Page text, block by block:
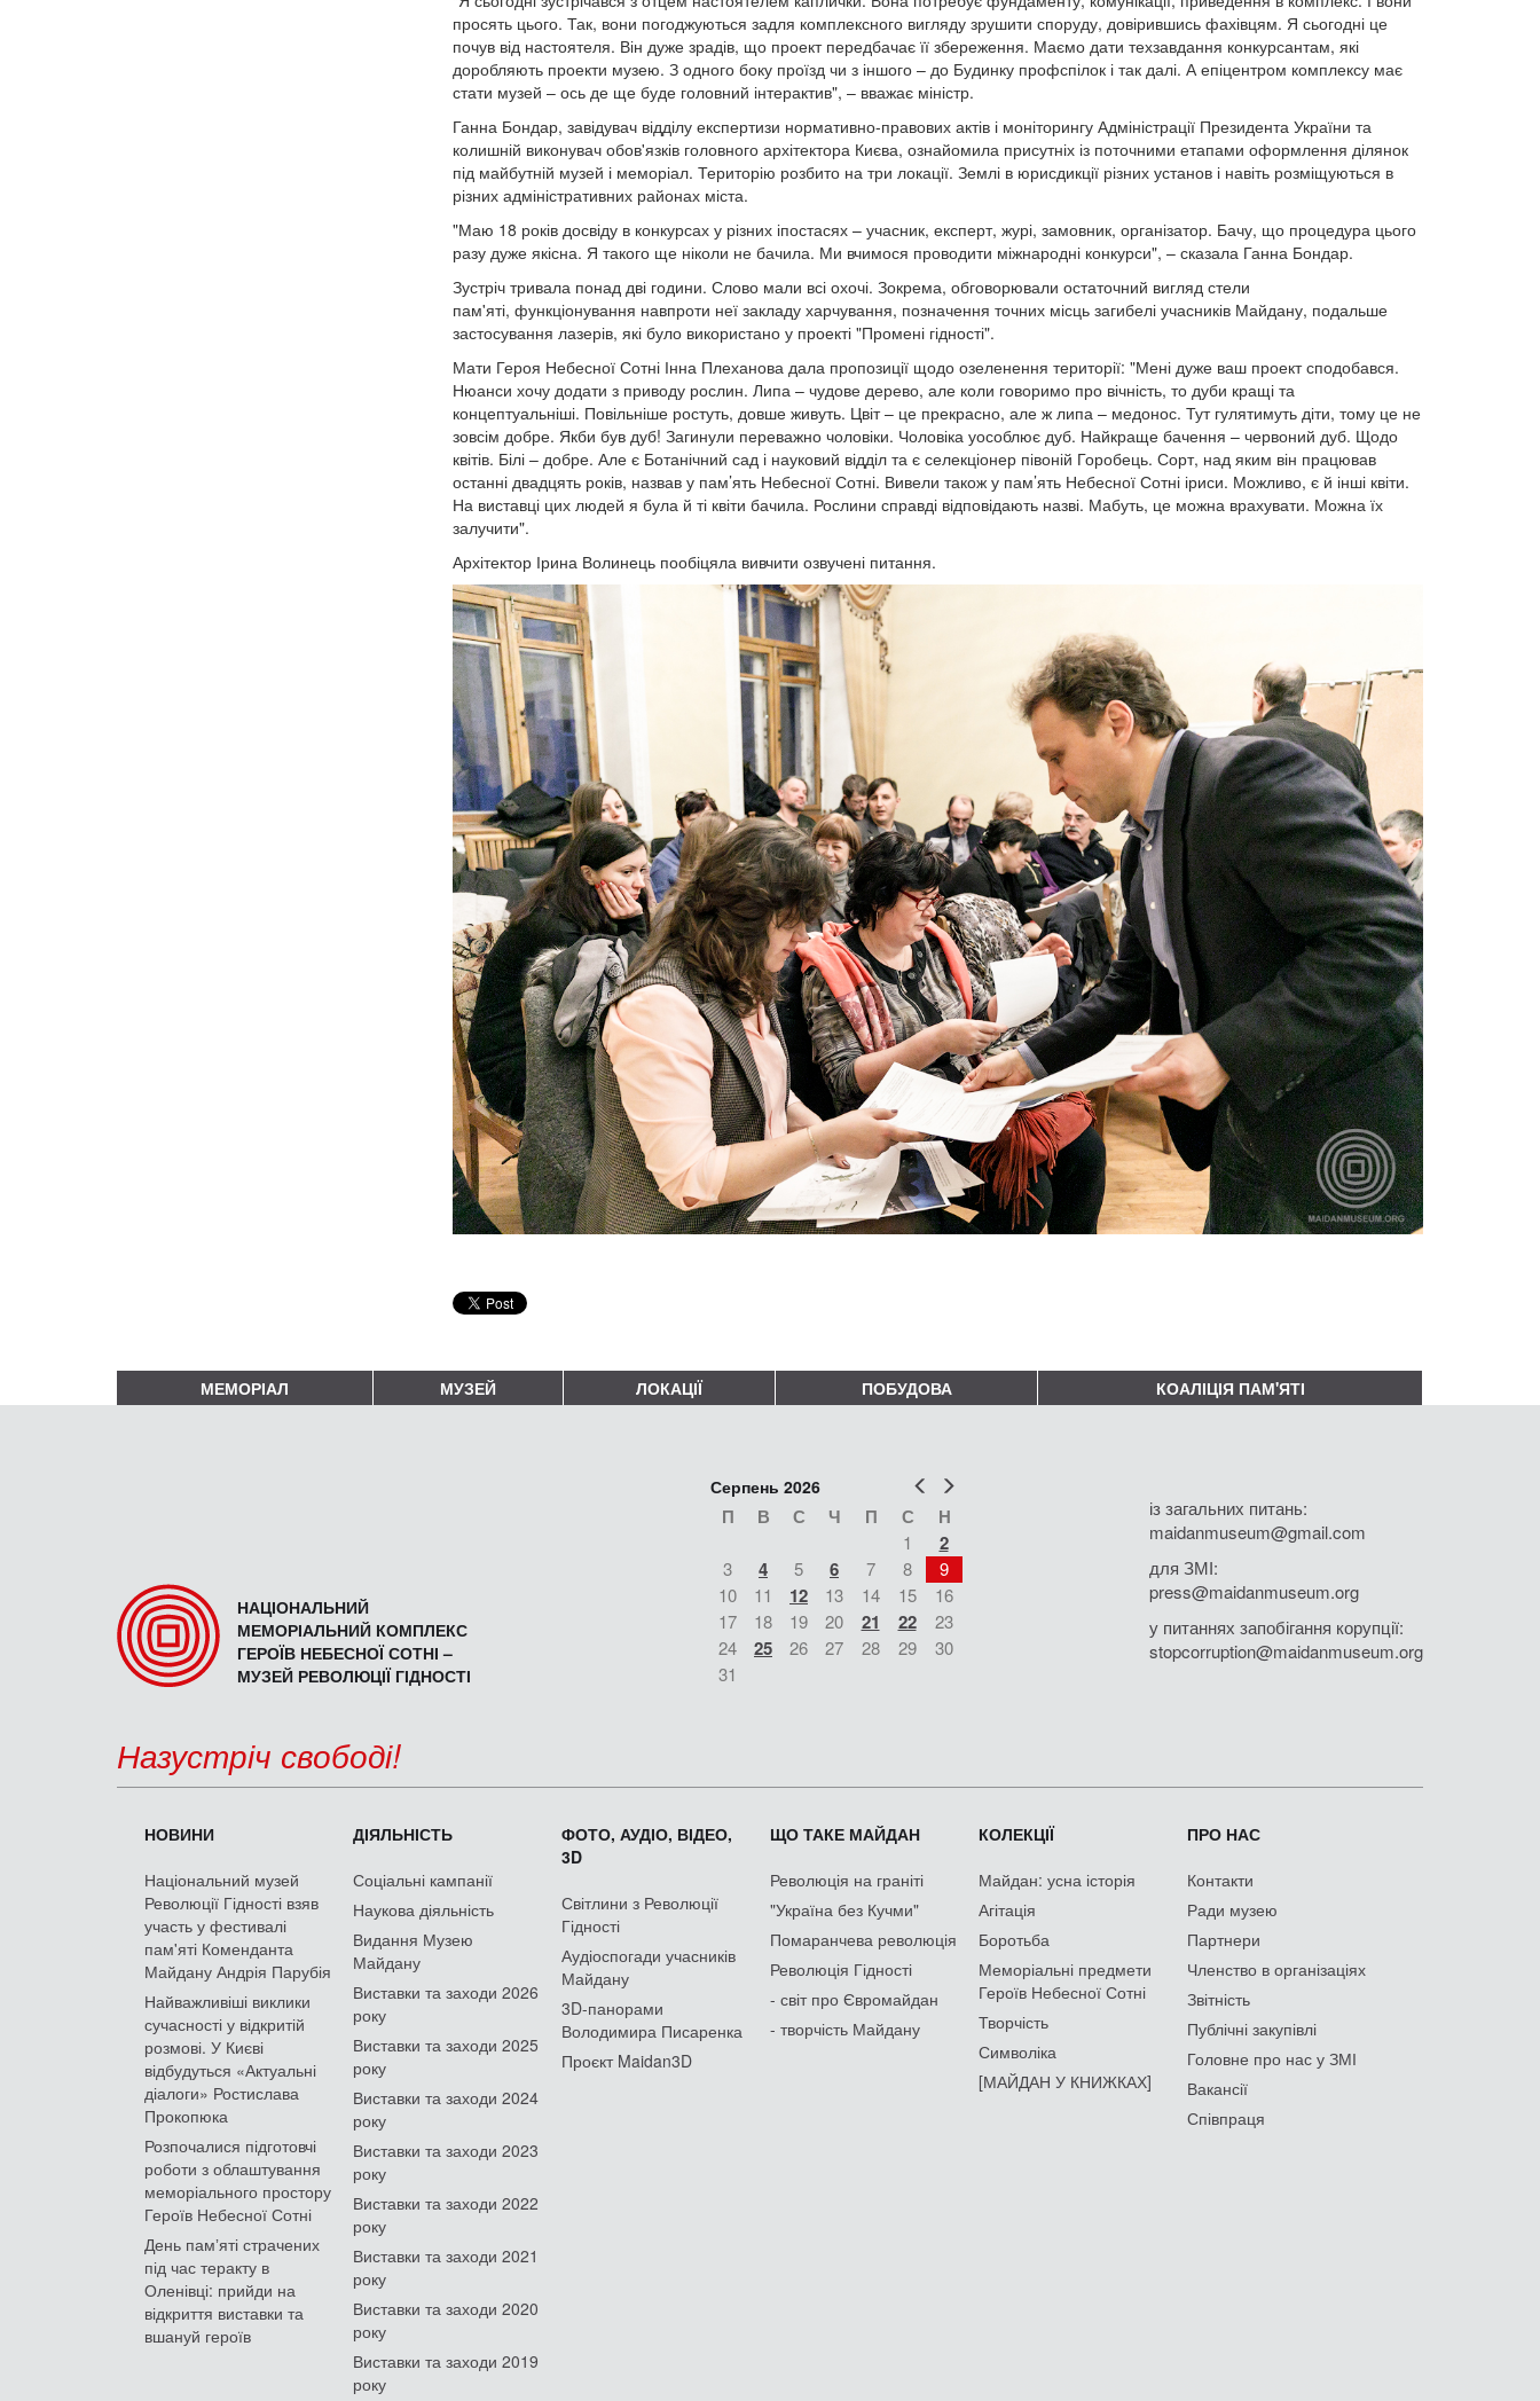
просять цього. Так, вони погоджуються задля комплексного вигляду зрушити споруду, довірившись фахівцям. Я сьогодні це
почув від настоятеля. Він дуже зрадів, що проект передбачає її збереження. Маємо дати техзавдання конкурсантам, які
доробляють проекти музею. З одного боку проїзд чи з іншого – до Будинку профспілок і так далі. А епіцентром комплексу має
стати музей – ось де ще буде головний інтерактив", – вважає міністр.
Ганна Бондар, завідувач відділу експертизи нормативно-правових актів і моніторингу Адміністрації Президента України та
колишній виконувач обов'язків головного архітектора Києва, ознайомила присутніх із поточними етапами оформлення ділянок
під майбутній музей і меморіал. Територію розбито на три локації. Землі в юрисдикції різних установ і навіть розміщуються в
різних адміністративних районах міста.
"Маю 18 років досвіду в конкурсах у різних іпостасях – учасник, експерт, журі, замовник, організатор. Бачу, що процедура цього
разу дуже якісна. Я такого ще ніколи не бачила. Ми вчимося проводити міжнародні конкурси", – сказала Ганна Бондар.
Зустріч тривала понад дві години. Слово мали всі охочі. Зокрема, обговорювали остаточний вигляд стели
пам'яті, функціонування навпроти неї закладу харчування, позначення точних місць загибелі учасників Майдану, подальше
застосування лазерів, які було використано у проекті "Промені гідності".
Мати Героя Небесної Сотні Інна Плеханова дала пропозиції щодо озеленення території: "Мені дуже ваш проект сподобався.
Нюанси хочу додати з приводу рослин. Липа – чудове дерево, але коли говоримо про вічність, то дуби кращі та
концептуальніші. Повільніше ростуть, довше живуть. Цвіт – це прекрасно, але ж липа – медонос. Тут гулятимуть діти, тому це не
зовсім добре. Якби був дуб! Загинули переважно чоловіки. Чоловіка уособлює дуб. Найкраще бачення – червоний дуб. Щодо
квітів. Білі – добре. Але є Ботанічний сад і науковий відділ та є селекціонер півоній Горобець. Сорт, над яким він працював
останні двадцять років, назвав у пам’ять Небесної Сотні. Вивели також у пам’ять Небесної Сотні іриси. Можливо, є й інші квіти.
На виставці цих людей я була й ті квіти бачила. Рослини справді відповідають назві. Мабуть, це можна врахувати. Можна їх
залучити".
Архітектор Ірина Волинець пообіцяла вивчити озвучені питання.
МЕМОРІАЛ МУЗЕЙ ЛОКАЦІЇ ПОБУДОВА КОАЛІЦІЯ ПАМ'ЯТІ
НАЦІОНАЛЬНИЙ
МЕМОРІАЛЬНИЙ КОМПЛЕКС
ГЕРОЇВ НЕБЕСНОЇ СОТНІ –
МУЗЕЙ РЕВОЛЮЦІЇ ГІДНОСТІ
Попер
Серпень 2026
П В С Ч П С Н
1 2
3 4 5 6 7 8
9
10
11 12 13 14 15
16
17
18 19 20 21 22
23
24
25 26 27 28 29
30
31
із загальних питань:
maidanmuseum@gmail.com
для ЗМІ:
press@maidanmuseum.org
у питаннях запобігання корупції:
stopcorruption@maidanmuseum.org
Назустріч свободі!
НОВИНИ
Національний музей
Революції Гідності взяв
участь у фестивалі
пам'яті Коменданта
Майдану Андрія Парубія
Найважливіші виклики
сучасності у відкритій
розмові. У Києві
відбудуться «Актуальні
діалоги» Ростислава
Прокопюка
Розпочалися підготовчі
роботи з облаштування
меморіального простору
Героїв Небесної Сотні
День памʼяті страчених
під час теракту в
Оленівці: прийди на
відкриття виставки та
вшануй героїв
ДІЯЛЬНІСТЬ
Соціальні кампанії
Наукова діяльність
Видання Музею
Майдану
Виставки та заходи 2026
року
Виставки та заходи 2025
року
Виставки та заходи 2024
року
Виставки та заходи 2023
року
Виставки та заходи 2022
року
Виставки та заходи 2021
року
Виставки та заходи 2020
року
Виставки та заходи 2019
року
ФОТО, АУДІО, ВІДЕО,
3D
Світлини з Революції
Гідності
Аудіоспогади учасників
Майдану
3D-панорами
Володимира Писаренка
Проєкт Maidan3D
ЩО ТАКЕ МАЙДАН
Революція на граніті
"Україна без Кучми"
Помаранчева революція
Революція Гідності
- світ про Євромайдан
- творчість Майдану
КОЛЕКЦІЇ
Майдан: усна історія
Агітація
Боротьба
Меморіальні предмети
Героїв Небесної Сотні
Творчість
Символіка
[МАЙДАН У КНИЖКАХ]
ПРО НАС
Контакти
Ради музею
Партнери
Членство в організаціях
Звітність
Публічні закупівлі
Головне про нас у ЗМІ
Вакансії
Співпраця